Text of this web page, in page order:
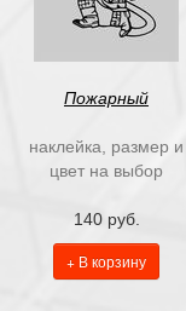
Пожарный
наклейка, размер и
цвет на выбор
140 руб.
+ В корзину